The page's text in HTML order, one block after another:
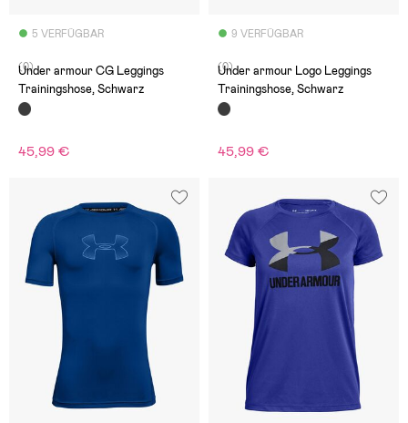
5 VERFÜGBAR
(0)
Under armour CG Leggings
Trainingshose, Schwarz
45,99 €
9 VERFÜGBAR
(0)
Under armour Logo Leggings
Trainingshose, Schwarz
45,99 €